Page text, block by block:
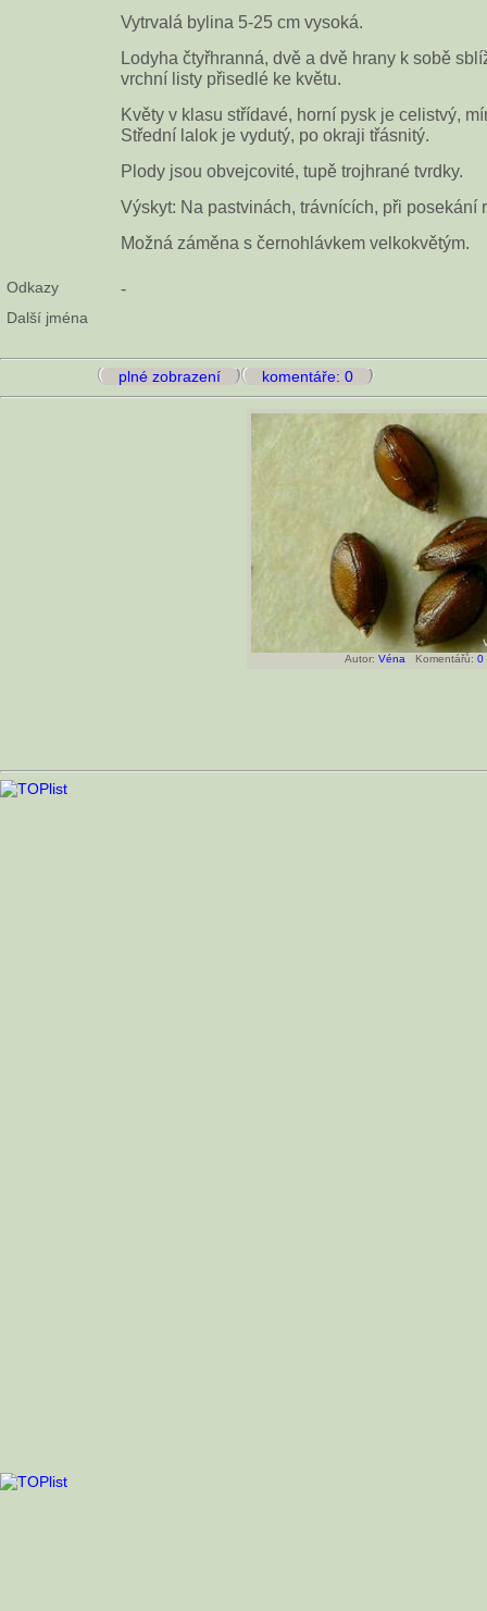
Vytrvalá bylina 5-25 cm vysoká.
Lodyha čtyřhranná, dvě a dvě hrany k sobě
vrchní listy přisedlé ke květu.
Květy v klasu střídavé, horní pysk je celistvý,
Střední lalok je vydutý, po okraji třásnitý.
Plody jsou obvejcovité, tupě trojhrané tvrdky.
Výskyt: Na pastvinách, trávnících, při posekání
Možná záměna s černohlávkem velkokvětým.
Odkazy -
Další jména